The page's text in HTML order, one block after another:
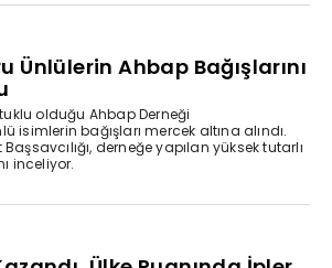
Ünlülerin Ahbap Bağışlarını
olduğu Ahbap Derneği
isimlerin bağışları mercek altına alındı.
derneğe yapılan yüksek tutarlı
inceliyor.